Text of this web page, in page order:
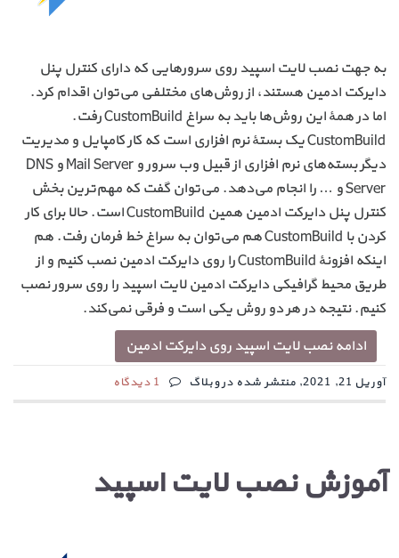
به جهت نصب لایت اسپید روی سرورهایی که دارای کنترل پنل
دایرکت ادمین هستند، از روش‌های مختلفی می‌توان اقدام کرد.
اما در همهٔ این روش‌ها باید به سراغ CustomBuild رفت.
CustomBuild یک بستهٔ نرم افزاری است که کار کامپایل و مدیریت
دیگر بسته‌های نرم افزاری از قبیل وب سرور و Mail Server و DNS
Server و … را انجام می‌دهد. می‌توان گفت که مهم‌ترین بخش
کنترل پنل دایرکت ادمین همین CustomBuild است. حالا برای کار
کردن با CustomBuild هم می‌توان به سراغ خط فرمان رفت. هم
اینکه افزونهٔ CustomBuild را روی دایرکت ادمین نصب کنیم و از
طریق محیط گرافیکی دایرکت ادمین لایت اسپید را روی سرور نصب
کنیم. نتیجه در هر دو روش یکی است و فرقی نمی‌کند.
ادامه نصب لایت اسپید روی دایرکت ادمین
آوریل 21, 2021, منتشر شده در وبلاگ 1 دیدگاه
آموزش نصب لایت اسپید